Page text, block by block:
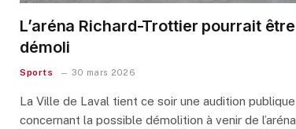
L’aréna Richard-Trottier pourrait être
démoli
Sports 30 mars 2026
La Ville de Laval tient ce soir une audition publique
concernant la possible démolition à venir de l’aréna